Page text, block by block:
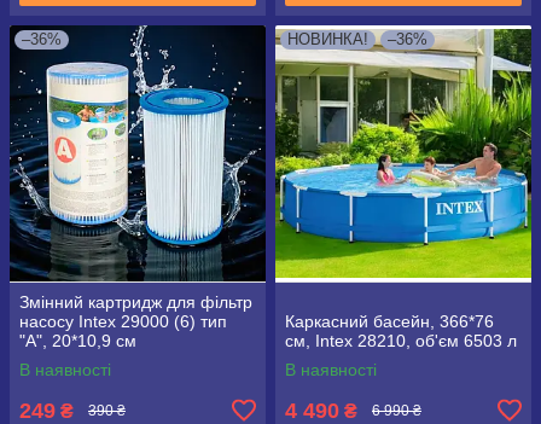
–36%
Змінний картридж для фільтр
насосу Intex 29000 (6) тип
"А", 20*10,9 см
В наявності
249 ₴ 390 ₴
НОВИНКА! –36%
Каркасний басейн, 366*76
см, Intex 28210, об'єм 6503 л
В наявності
4 490 ₴ 6 990 ₴